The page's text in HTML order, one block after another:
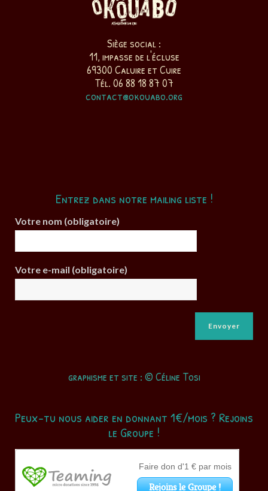
Siège social :
11, impasse de l'écluse
69300 Caluire et Cuire
Tél. 06 88 18 87 07
contact@okouabo.org
Entrez dans notre mailing liste !
Votre nom (obligatoire)
Votre e-mail (obligatoire)
graphisme et site : © Céline Tosi
Peux-tu nous aider en donnant 1€/mois ? Rejoins
le Groupe !